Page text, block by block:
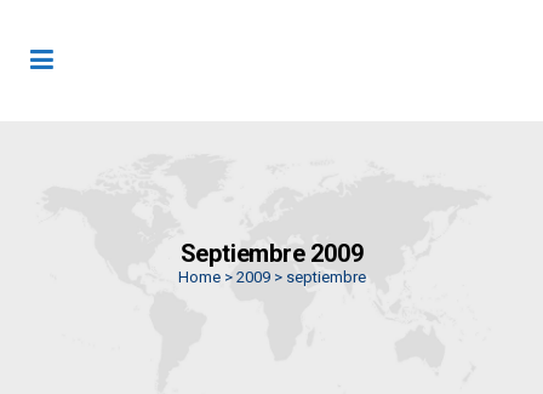
Septiembre 2009
Home> 2009> septiembre